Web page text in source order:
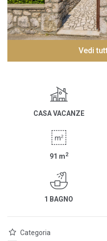
Vedi
CASA VACANZE
91 m2
1 BAGNO
Categoria